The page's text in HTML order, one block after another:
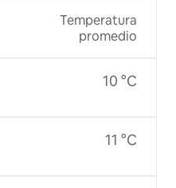
Temperatura
promedio
10 °C
11 °C